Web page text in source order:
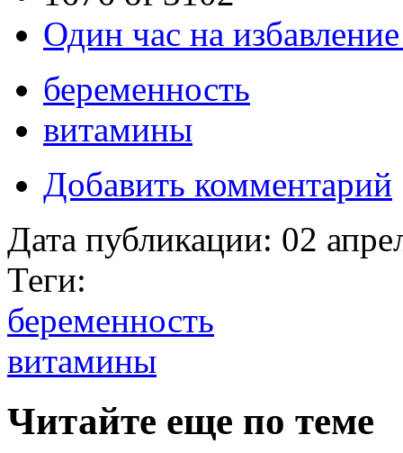
Один час на
беременность
витамины
Добавить комментарий
Дата публикации: 02
Теги:
беременность
витамины
Читайте еще по теме